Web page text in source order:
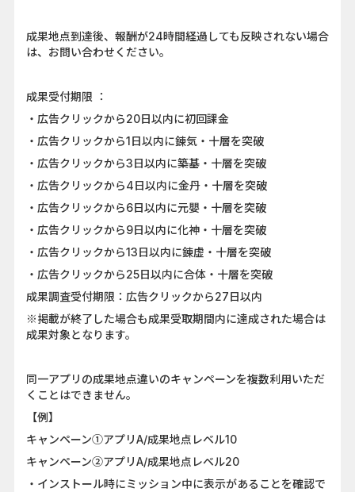
成果地点到達後、報酬が24時間経過しても反映されない場合
は、お問い合わせください。
成果受付期限 ：
・広告クリックから20日以内に初回課金
・広告クリックから1日以内に錬気・十層を突破
・広告クリックから3日以内に築基・十層を突破
・広告クリックから4日以内に金丹・十層を突破
・広告クリックから6日以内に元嬰・十層を突破
・広告クリックから9日以内に化神・十層を突破
・広告クリックから13日以内に錬虚・十層を突破
・広告クリックから25日以内に合体・十層を突破
成果調査受付期限：広告クリックから27日以内
※掲載が終了した場合も成果受取期間内に達成された場合は
成果対象となります。
同一アプリの成果地点違いのキャンペーンを複数利用いただ
くことはできません。
【例】
キャンペーン①アプリA/成果地点レベル10
キャンペーン②アプリA/成果地点レベル20
・インストール時にミッション中に表示があることを確認で